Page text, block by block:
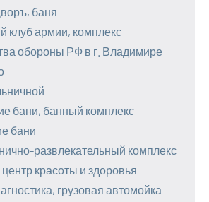
баня
клуб армии, комплекс
обороны РФ в г. Владимире
бани, банный комплекс
бани
развлекательный комплекс
красоты и здоровья
грузовая автомойка